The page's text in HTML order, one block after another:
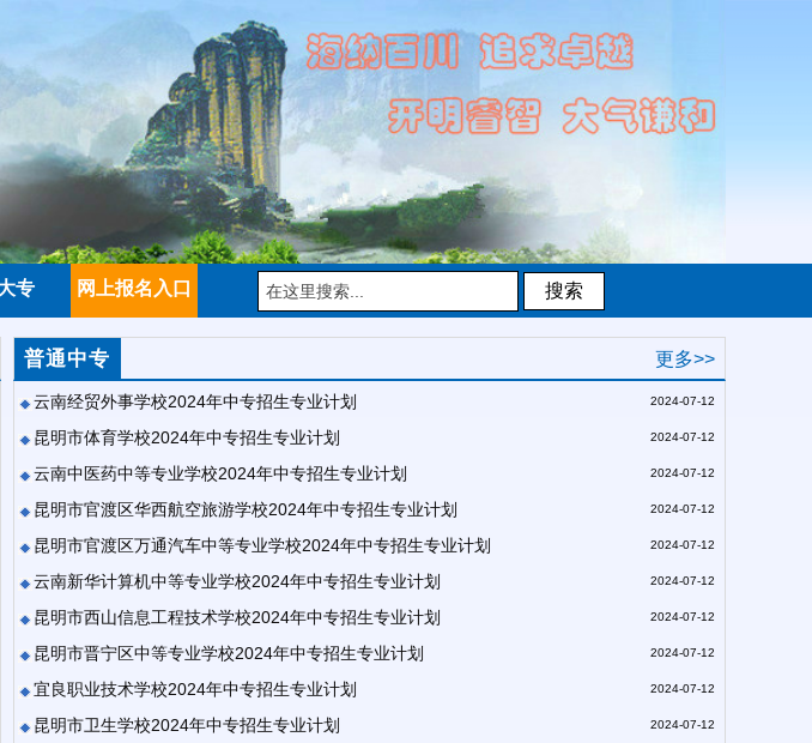
专 网上报名入口 搜索
普通中专 更多>>
云南经贸外事学校2024年中专招生专业计划 2024-07-12
昆明市体育学校2024年中专招生专业计划 2024-07-12
云南中医药中等专业学校2024年中专招生专业计划 2024-07-12
昆明市官渡区华西航空旅游学校2024年中专招生专业计划 2024-07-12
昆明市官渡区万通汽车中等专业学校2024年中专招生专业计划 2024-07-12
云南新华计算机中等专业学校2024年中专招生专业计划 2024-07-12
昆明市西山信息工程技术学校2024年中专招生专业计划 2024-07-12
昆明市晋宁区中等专业学校2024年中专招生专业计划 2024-07-12
宜良职业技术学校2024年中专招生专业计划 2024-07-12
昆明市卫生学校2024年中专招生专业计划 2024-07-12